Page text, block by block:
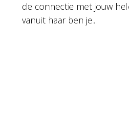
de connectie met jouw
vanuit haar ben je...